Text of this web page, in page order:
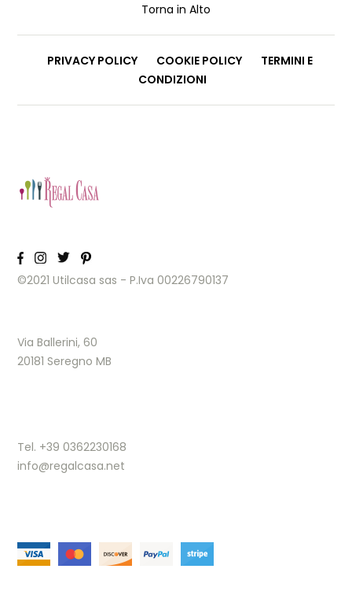
Torna in Alto
PRIVACY POLICY COOKIE POLICY
TERMINI E
CONDIZIONI
©2021 Utilcasa sas - P.Iva 00226790137
Via Ballerini, 60
20181 Seregno MB
Tel. +39 0362230168
info@regalcasa.net